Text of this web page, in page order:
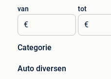
van
€
tot
€
Categorie
Auto diversen